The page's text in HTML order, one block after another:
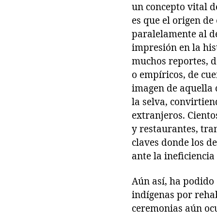
un concepto vital
es que el origen
paralelamente al
impresión en la
muchos reportes,
o empíricos, de
imagen de
la selva,
extranjeros.
y restaurantes,
claves donde los
ante la
Aún así, ha
indígenas por
ceremonias aún